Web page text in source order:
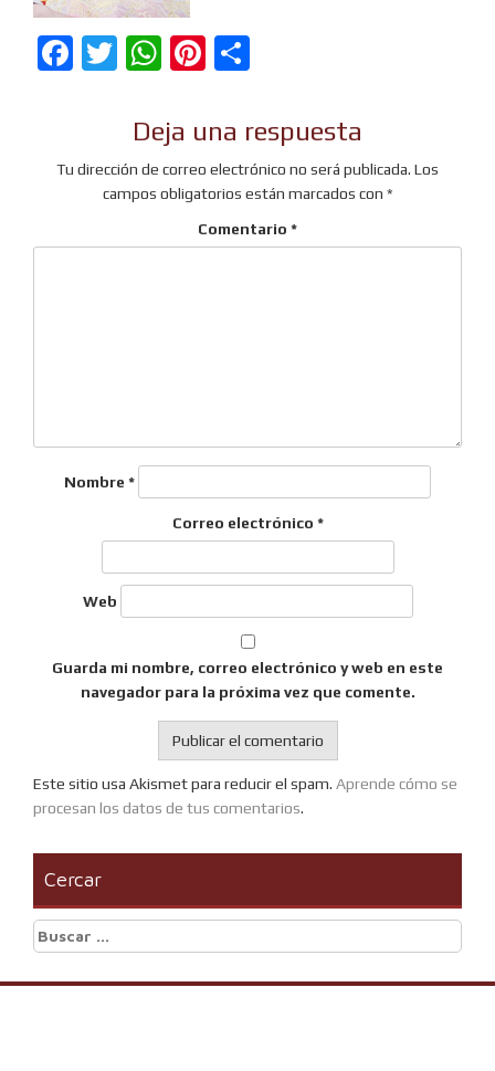
Facebook
Twitter
WhatsApp
Pinterest
Deja una respuesta
Tu dirección de correo electrónico no será publicada. Los
campos obligatorios están marcados con *
Comentario *
Nombre *
Correo electrónico *
Web
Guarda mi nombre, correo electrónico y web en este
navegador para la próxima vez que comente.
Este sitio usa Akismet para reducir el spam. Aprende cómo se
procesan los datos de tus comentarios.
Cercar
Buscar: